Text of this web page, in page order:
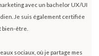
avec un bachelor UX/UI
Je suis également certifiée
être.
sociaux, où je partage mes